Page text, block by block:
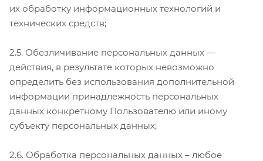
их обработку информационных технологий и
технических средств;
2.5. Обезличивание персональных данных —
действия, в результате которых невозможно
определить без использования дополнительной
информации принадлежность персональных
данных конкретному Пользователю или иному
субъекту персональных данных;
2.6. Обработка персональных данных – любое